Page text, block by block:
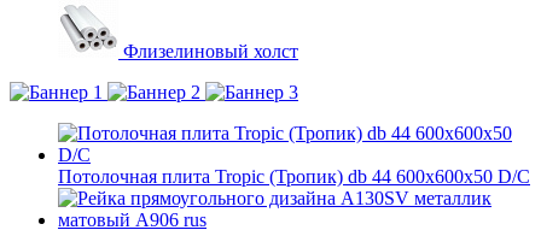
Флизелиновый холст
Потолочная плита Tropic (Тропик) db 44 600x600x50 D/С